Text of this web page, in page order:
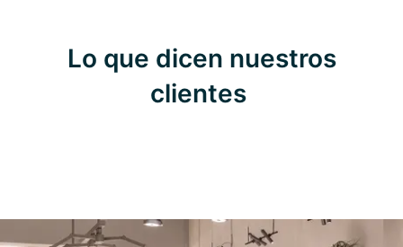
Lo que dicen nuestros
clientes